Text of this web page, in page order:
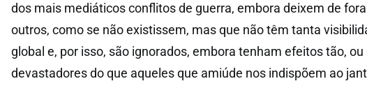
dos mais mediáticos conflitos de guerra, embora deixem de
outros, como se não existissem, mas que não têm tanta
global e, por isso, são ignorados, embora tenham efeitos tão, ou
devastadores do que aqueles que amiúde nos indispõem ao